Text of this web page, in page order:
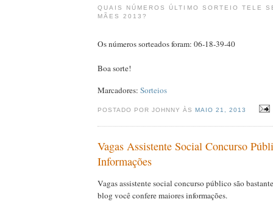
QUAIS NÚMEROS ÚLTIMO SORTEIO TELE
MÃES 2013?
Os números sorteados foram: 06-18-39-40
Boa sorte!
Marcadores: Sorteios
POSTADO POR JOHNNY ÀSMAIO 21, 2013
Vagas Assistente Social Concurso
Informações
Vagas assistente social concurso público são
blog você confere maiores informações.